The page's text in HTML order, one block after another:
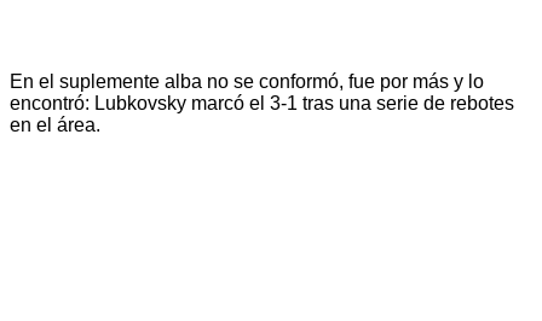
En el suplemente alba no se conformó, fue por más y lo
encontró: Lubkovsky marcó el 3-1 tras una serie de rebotes
en el área.